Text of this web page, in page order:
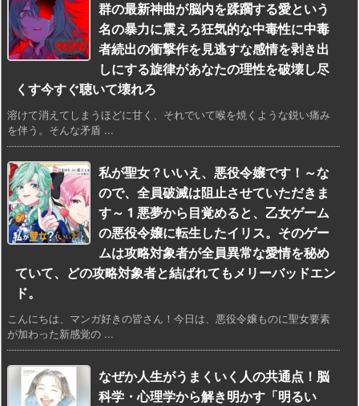
群の最新神曲が脳内を蹂躙する愛という
名の暴力に震えろ狂気的な中毒性に中毒
者続出の衝撃作を見逃すな感情を剥き出
しにする旋律があなたの理性を破壊し尽
くす今すぐ聴いて壊れろ
溶けて消えてしまうほどに甘く、それでいて喉を焼くような鋭い痛み
を伴う。そんな矛盾 ...
私が聖女？いいえ、悪役令嬢です！～な
ので、全員破滅は阻止させていただきま
す～ 1 悪夢から目覚めると、乙女ゲーム
の悪役令嬢に転生したイリス。そのゲー
ムは攻略対象者が全員異常な愛情を秘め
ていて、どの攻略対象者と結ばれてもメリーバッドエン
ド。
こんにちは、マンガ好きの皆さん！今日は、悪役令嬢ものに聖女要素
が加わった新感覚の ...
なぜか人生がうまくいく人の共通点！脳
科学・心理学から解き明かす「明るい